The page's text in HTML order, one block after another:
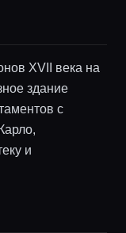
XVII века на
здание
с
и